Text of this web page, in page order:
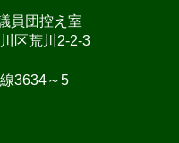
員団控え室
区荒川2-2-3
3634～5